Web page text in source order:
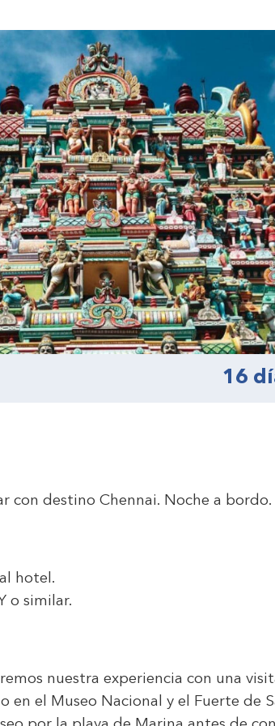
16
con destino Chennai. Noche a bordo.
hotel.
o similar.
nuestra experiencia con una
en el Museo Nacional y el Fuerte de